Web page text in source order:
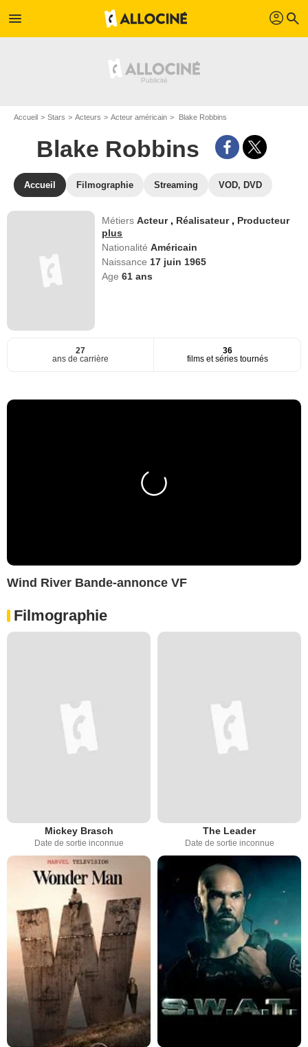
menu profil search
Accueil Stars Acteurs Acteur américain Blake Robbins
Blake Robbins
Accueil Filmographie Streaming VOD, DVD
MétiersActeur , Réalisateur , Producteur
plus
NationalitéAméricain
Naissance 17 juin 1965
Age61 ans
27
ans de carrière
36
films et séries tournés
Wind River Bande-annonce VF
Filmographie
Mickey Brasch
Date de sortie inconnue
The Leader
Date de sortie inconnue